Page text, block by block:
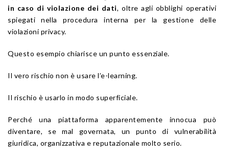
in caso di violazione dei dati, oltre agli obblighi operativi
spiegati nella procedura interna per la gestione delle
violazioni privacy.
Questo esempio chiarisce un punto essenziale.
Il vero rischio non è usare l’e-learning.
Il rischio è usarlo in modo superficiale.
Perché una piattaforma apparentemente innocua può
diventare, se mal governata, un punto di vulnerabilità
giuridica, organizzativa e reputazionale molto serio.